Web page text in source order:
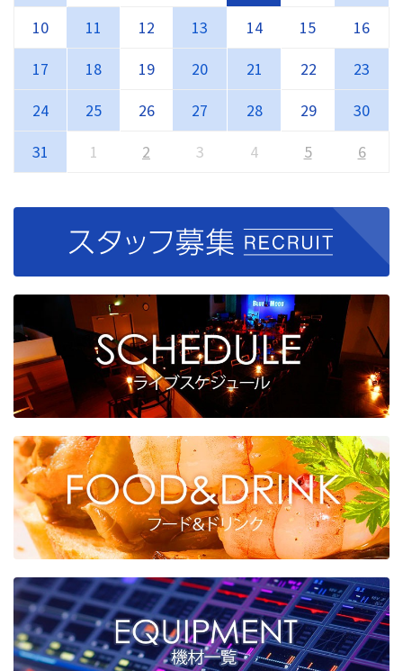
10
11 12 13 14 15
16
17
18 19 20 21 22
23
24
25 26 27 28 29
30
31
1 2 3 4 5 6